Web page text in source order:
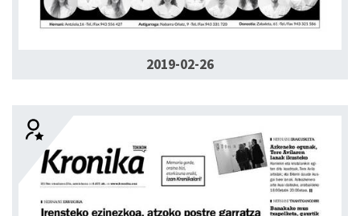
2019-02-26